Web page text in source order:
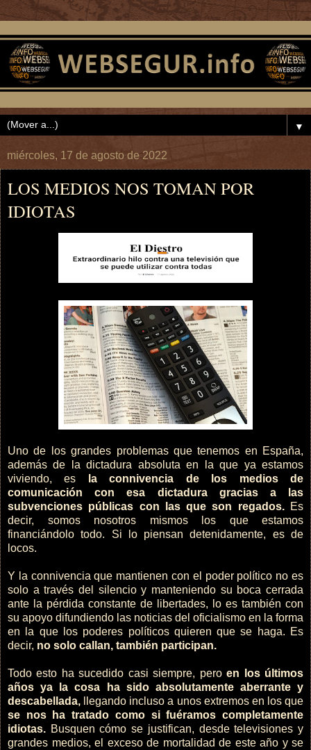
▼
miércoles, 17 de agosto de 2022
LOS MEDIOS NOS TOMAN POR
IDIOTAS
Uno de los grandes problemas que tenemos en España,
además de la dictadura absoluta en la que ya estamos
viviendo, es
la connivencia de los medios de
comunicación con esa dictadura
gracias a las
subvenciones públicas con las que son regados.Es
decir, somos nosotros mismos los que estamos
financiándolo todo. Si lo piensan detenidamente, es de
locos.
Y la connivencia que mantienen con el poder político no es
solo a través del silencio y manteniendo su boca cerrada
ante la pérdida constante de libertades, lo es también con
su apoyo difundiendo las noticias del oficialismo en la forma
en la que los poderes políticos quieren que se haga. Es
decir, no solo callan, también participan.
Todo esto ha sucedido casi siempre, peroen los últimos
años ya la cosa ha sido absolutamente aberrante y
descabellada, llegando incluso a unos extremos en los que
se nos ha tratado como si fuéramos completamente
idiotas. Busquen cómo se justifican, desde televisiones y
grandes medios, el exceso de mortalidad de este año y se